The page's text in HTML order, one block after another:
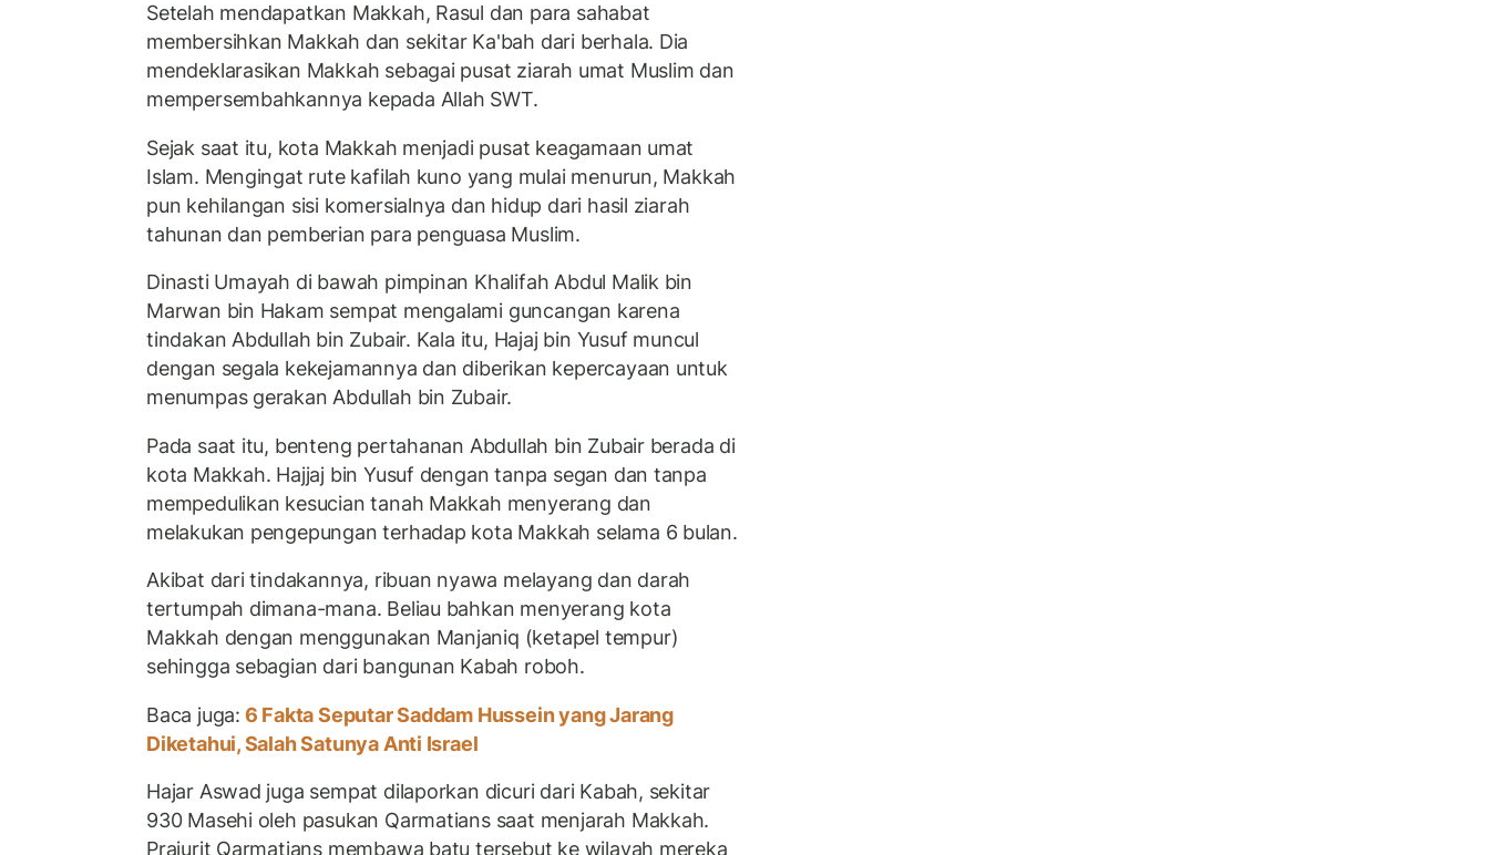
Setelah mendapatkan Makkah, Rasul dan para sahabat
membersihkan Makkah dan sekitar Ka'bah dari berhala. Dia
mendeklarasikan Makkah sebagai pusat ziarah umat Muslim dan
mempersembahkannya kepada Allah SWT.
Sejak saat itu, kota Makkah menjadi pusat keagamaan umat
Islam. Mengingat rute kafilah kuno yang mulai menurun, Makkah
pun kehilangan sisi komersialnya dan hidup dari hasil ziarah
tahunan dan pemberian para penguasa Muslim.
Dinasti Umayah di bawah pimpinan Khalifah Abdul Malik bin
Marwan bin Hakam sempat mengalami guncangan karena
tindakan Abdullah bin Zubair. Kala itu, Hajaj bin Yusuf muncul
dengan segala kekejamannya dan diberikan kepercayaan untuk
menumpas gerakan Abdullah bin Zubair.
Pada saat itu, benteng pertahanan Abdullah bin Zubair berada di
kota Makkah. Hajjaj bin Yusuf dengan tanpa segan dan tanpa
mempedulikan kesucian tanah Makkah menyerang dan
melakukan pengepungan terhadap kota Makkah selama 6 bulan.
Akibat dari tindakannya, ribuan nyawa melayang dan darah
tertumpah dimana-mana. Beliau bahkan menyerang kota
Makkah dengan menggunakan Manjaniq (ketapel tempur)
sehingga sebagian dari bangunan Kabah roboh.
Baca juga: 6 Fakta Seputar Saddam Hussein yang Jarang
Diketahui, Salah Satunya Anti Israel
Hajar Aswad juga sempat dilaporkan dicuri dari Kabah, sekitar
930 Masehi oleh pasukan Qarmatians saat menjarah Makkah.
Prajurit Qarmatians membawa batu tersebut ke wilayah mereka